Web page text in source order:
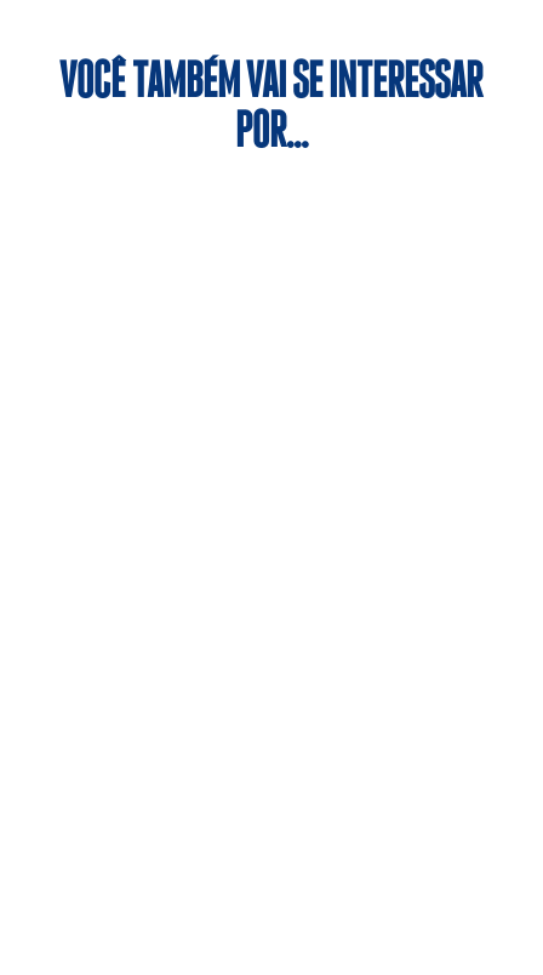
VOCÊ TAMBÉM VAI SE INTERESSAR
POR…